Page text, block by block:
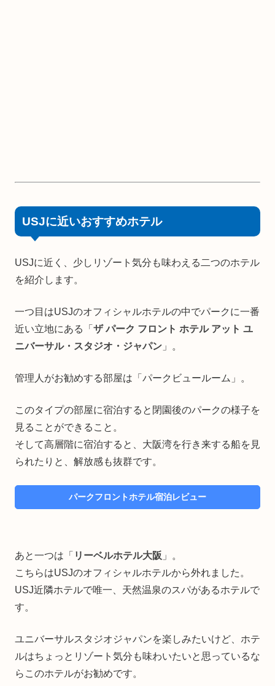
USJに近いおすすめホテル
USJに近く、少しリゾート気分も味わえる二つのホテル
を紹介します。
一つ目はUSJのオフィシャルホテルの中でパークに一番
近い立地にある「 ザ パーク フロント ホテル アット ユ
ニバーサル・スタジオ・ジャパン 」。
管理人がお勧めする部屋は「パークビュールーム」。
このタイプの部屋に宿泊すると閉園後のパークの様子を
見ることができること。
そして高層階に宿泊すると、大阪湾を行き来する船を見
られたりと、解放感も抜群です。
パークフロントホテル宿泊レビュー
あと一つは「 リーベルホテル大阪 」。
こちらはUSJのオフィシャルホテルから外れました。
USJ近隣ホテルで唯一、天然温泉のスパがあるホテルで
す。
ユニバーサルスタジオジャパンを楽しみたいけど、ホテ
ルはちょっとリゾート気分も味わいたいと思っているな
らこのホテルがお勧めです。